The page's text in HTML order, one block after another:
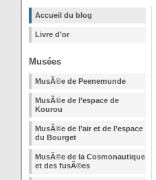
Accueil du blog
Livre d’or
Musées
MusÃ©e de Peenemunde
MusÃ©e de l’espace de
Kourou
MusÃ©e de l’air et de l’espace
du Bourget
MusÃ©e de la Cosmonautique
et des fusÃ©es